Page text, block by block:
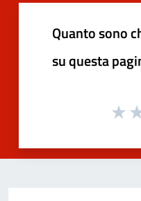
Quanto sono
su questa